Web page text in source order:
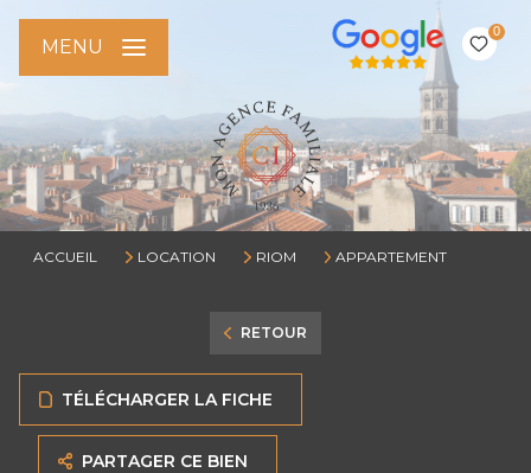
0
MENU
ACCUEIL LOCATION RIOM APPARTEMENT
RETOUR
TÉLÉCHARGER LA FICHE
PARTAGER CE BIEN